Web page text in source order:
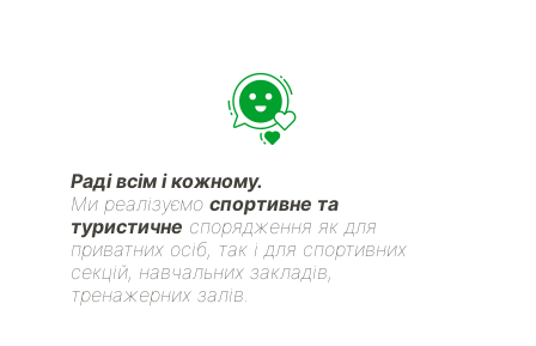
Раді всім і кожному.
Ми реалізуємо спортивне та
туристичне спорядження як для
приватних осіб, так і для спортивних
секцій, навчальних закладів,
тренажерних залів.